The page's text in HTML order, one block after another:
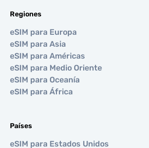
Regiones
eSIM para Europa
eSIM para Asia
eSIM para Américas
eSIM para Medio Oriente
eSIM para Oceanía
eSIM para África
Países
eSIM para Estados Unidos